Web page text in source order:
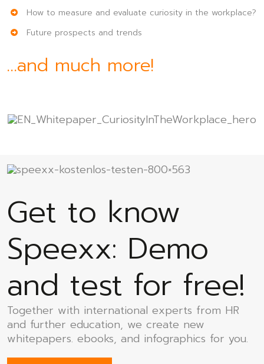
How to measure and evaluate curiosity in the workplace?
Future prospects and trends
…and much more!
Get to know
Speexx: Demo
and test for free!
Together with international experts from HR
and further education, we create new
whitepapers. ebooks, and infographics for you.